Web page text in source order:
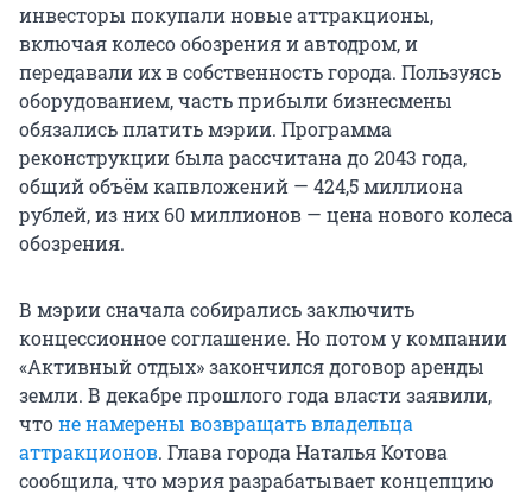
инвесторы покупали новые аттракционы,
включая колесо обозрения и автодром, и
передавали их в собственность города. Пользуясь
оборудованием, часть прибыли бизнесмены
обязались платить мэрии. Программа
реконструкции была рассчитана до 2043 года,
общий объём капвложений — 424,5 миллиона
рублей, из них 60 миллионов — цена нового колеса
обозрения.
В мэрии сначала собирались заключить
концессионное соглашение. Но потом у компании
«Активный отдых» закончился договор аренды
земли. В декабре прошлого года власти заявили,
чтоне намерены возвращать владельца
аттракционов. Глава города Наталья Котова
сообщила, что мэрия разрабатывает концепцию